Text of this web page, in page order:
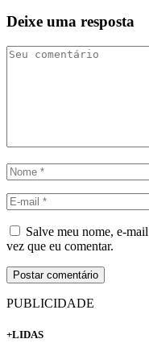
Deixe uma resposta
Salve meu nome, e-
vez que eu comentar.
PUBLICIDADE
+LIDAS